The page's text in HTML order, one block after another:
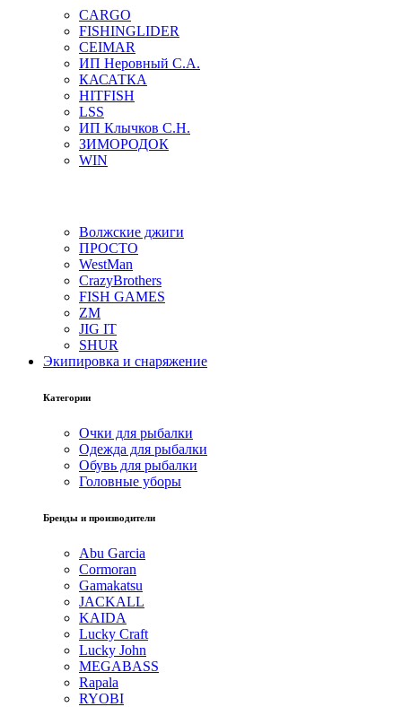
CARGO
FISHINGLIDER
CEIMAR
ИП Неровный С.А.
КАСАТКА
HITFISH
LSS
ИП Клычков С.Н.
ЗИМОРОДОК
WIN
Волжские джиги
ПРОСТО
WestMan
CrazyBrothers
FISH GAMES
ZM
JIG IT
SHUR
Экипировка и снаряжение
Категории
Очки для рыбалки
Одежда для рыбалки
Обувь для рыбалки
Головные уборы
Бренды и производители
Abu Garcia
Cormoran
Gamakatsu
JACKALL
KAIDA
Lucky Craft
Lucky John
MEGABASS
Rapala
RYOBI